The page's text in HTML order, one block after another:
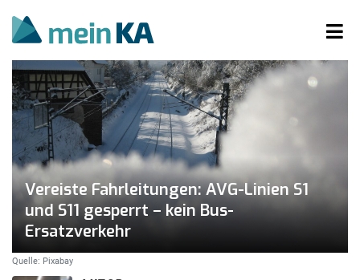
Vereiste Fahrleitungen: AVG-Linien S1
und S11 gesperrt – kein Bus-
Ersatzverkehr
Quelle: Pixabay